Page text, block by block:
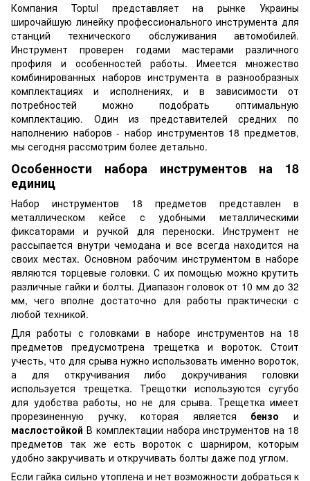
Компания Toptul представляет на рынке Украины
широчайшую линейку профессионального инструмента для
станций технического обслуживания автомобилей.
Инструмент проверен годами мастерами различного
профиля и особенностей работы. Имеется множество
комбинированных наборов инструмента в разнообразных
комплектациях и исполнениях, и в зависимости от
потребностей можно подобрать оптимальную
комплектацию. Один из представителей средних по
наполнению наборов - набор инструментов 18 предметов,
мы сегодня рассмотрим более детально.
Особенности набора инструментов на 18
единиц
Набор инструментов 18 предметов представлен в
металлическом кейсе с удобными металлическими
фиксаторами и ручкой для переноски. Инструмент не
рассыпается внутри чемодана и все всегда находится на
своих местах. Основном рабочим инструментом в наборе
являются торцевые головки. С их помощью можно крутить
различные гайки и болты. Диапазон головок от 10 мм до 32
мм, чего вполне достаточно для работы практически с
любой техникой.
Для работы с головками в наборе инструментов на 18
предметов предусмотрена трещетка и вороток. Стоит
учесть, что для срыва нужно использовать именно вороток,
а для откручивания либо докручивания головки
используется трещетка. Трещотки используются сугубо
для удобства работы, но не для срыва. Трещетка имеет
прорезиненную ручку, которая является бензои
маслостойкой В комплектации набора инструментов на 18
предметов так же есть вороток с шарниром, которым
удобно закручивать и откручивать болты даже под углом.
Если гайка сильно утоплена и нет возможности добраться к